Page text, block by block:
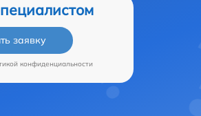
заявку
конфиденциальности